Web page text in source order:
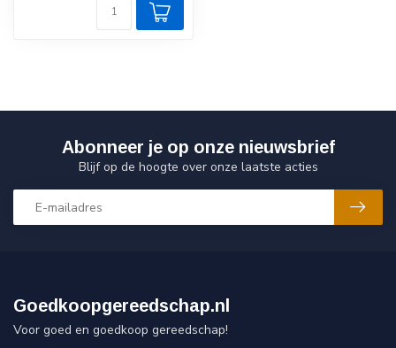
Abonneer je op onze nieuwsbrief
Blijf op de hoogte over onze laatste acties
Goedkoopgereedschap.nl
Voor goed en goedkoop gereedschap!